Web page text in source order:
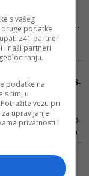
Odredite se, ...
da nemamo mnogo
moramo znati ko je
i pomoći nas
je Duraković
se treći blok u RS-
poruču...
da okupimo one koji
članstvo BiH u NATO-
jedinstveno. Važno
važno je kao
nećemo proći još jedan
je za mir
s vašeg
podatke
241 partner
i naši partneri
podatke na
s tim, u
vezu pri
upravljanje
privatnosti i